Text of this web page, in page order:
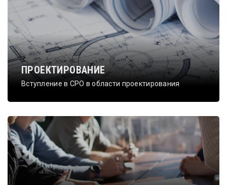
ПРОЕКТИРОВАНИЕ
Вступление в СРО в области проектирования